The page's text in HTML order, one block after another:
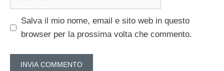
Salva il mio nome, email e sito web in questo
browser per la prossima volta che commento.